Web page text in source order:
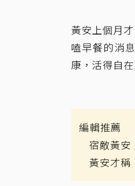
黃安上個月
嗑早餐的消
康，活得自
編輯推薦
宿敵黃安
黃安才